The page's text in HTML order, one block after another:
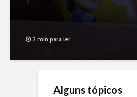
2 min para ler
Alguns tópicos